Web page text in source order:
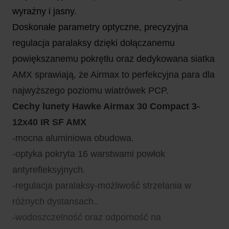
wyrażny i jasny.
Doskonałe parametry optyczne, precyzyjna
regulacja paralaksy dzięki dołączanemu
powiększanemu pokrętłu oraz dedykowana siatka
AMX sprawiają, że Airmax to perfekcyjna para dla
najwyższego poziomu wiatrówek PCP.
Cechy lunety Hawke Airmax 30 Compact 3-
12x40 IR SF AMX
-mocna aluminiowa obudowa.
-optyka pokryta 16 warstwami powłok
antyrefleksyjnych.
-regulacja paralaksy-możliwość strzelania w
różnych dystansach..
-wodoszczelność oraz odporność na